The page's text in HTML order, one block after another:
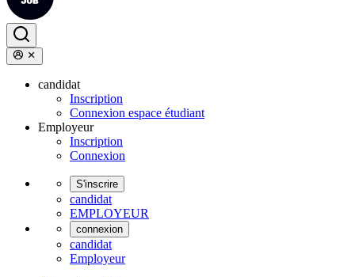
candidat
Inscription
Connexion espace étudiant
Employeur
Inscription
Connexion
S'inscrire
candidat
EMPLOYEUR
connexion
candidat
Employeur